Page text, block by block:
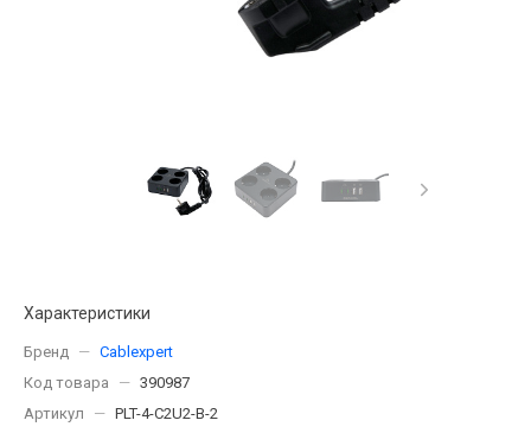
Характеристики
Бренд — Cablexpert
Код товара
— 390987
Артикул
— PLT-4-C2U2-B-2